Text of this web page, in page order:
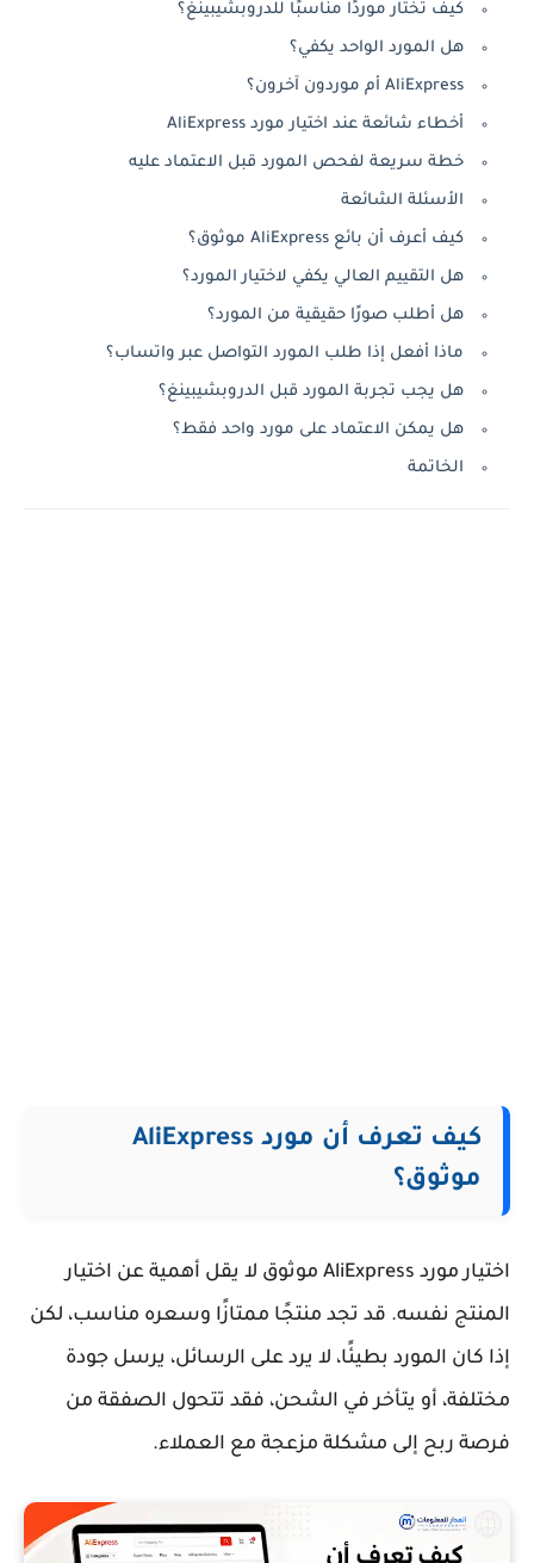
كيف تختار موردًا مناسبًا للدروبشيبينغ؟
هل المورد الواحد يكفي؟
AliExpress أم موردون آخرون؟
أخطاء شائعة عند اختيار مورد AliExpress
خطة سريعة لفحص المورد قبل الاعتماد عليه
الأسئلة الشائعة
كيف أعرف أن بائع AliExpress موثوق؟
هل التقييم العالي يكفي لاختيار المورد؟
هل أطلب صورًا حقيقية من المورد؟
ماذا أفعل إذا طلب المورد التواصل عبر واتساب؟
هل يجب تجربة المورد قبل الدروبشيبينغ؟
هل يمكن الاعتماد على مورد واحد فقط؟
الخاتمة
كيف تعرف أن مورد AliExpress
موثوق؟
اختيار مورد AliExpress موثوق لا يقل أهمية عن اختيار
المنتج نفسه. قد تجد منتجًا ممتازًا وسعره مناسب، لكن
إذا كان المورد بطيئًا، لا يرد على الرسائل، يرسل جودة
مختلفة، أو يتأخر في الشحن، فقد تتحول الصفقة من
فرصة ربح إلى مشكلة مزعجة مع العملاء.